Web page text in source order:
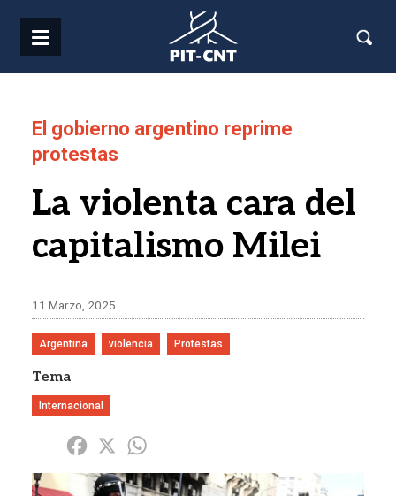
El gobierno argentino reprime
protestas
La violenta cara del
capitalismo Milei
11 Marzo, 2025
Argentina violencia Protestas
Tema
Internacional
Share Facebook
X
Imagen